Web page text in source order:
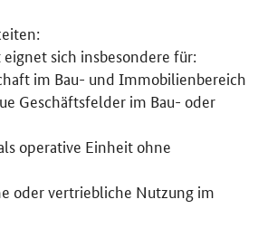
sich insbesondere für:
im Bau- und Immobilienbereich
Geschäftsfelder im Bau- oder
operative Einheit ohne
oder vertriebliche Nutzung im